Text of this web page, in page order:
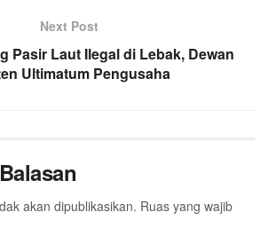
Next Post
Pasir Laut Ilegal di Lebak, Dewan
Ultimatum Pengusaha
akan dipublikasikan. Ruas yang wajib